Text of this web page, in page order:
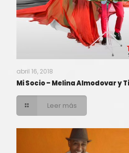
abril 16, 2018
Mi Socio – Melina Almodovar y
Leer más